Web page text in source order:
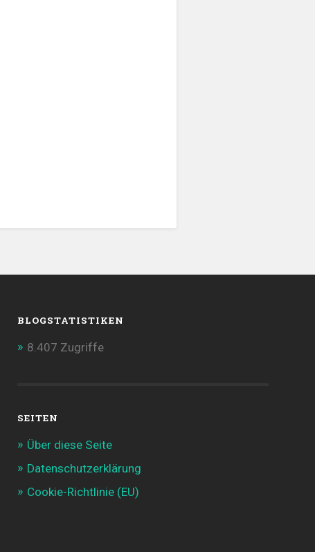
BLOGSTATISTIKEN
8.407 Zugriffe
SEITEN
Über diese Seite
Datenschutzerklärung
Cookie-Richtlinie (EU)